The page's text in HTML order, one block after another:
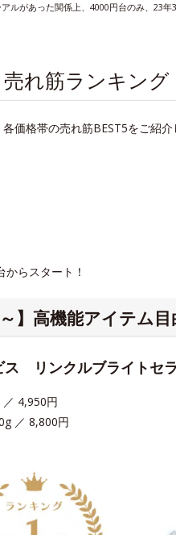
ルがあった関係上、4000円台のみ、23年
れ筋ランキング
価格帯の売れ筋BEST5をご紹介
からスタート！
～】高機能アイテム
ス リンクルブライトセ
4,950円
／ 8,800円